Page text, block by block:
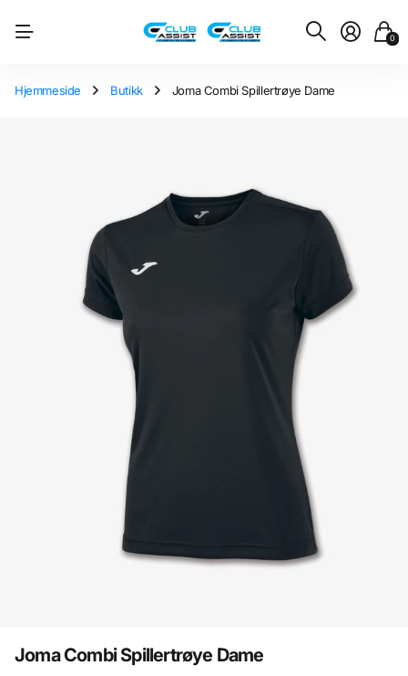
0
Hjemmeside Butikk Joma Combi Spillertrøye Dame
Joma Combi Spillertrøye Dame